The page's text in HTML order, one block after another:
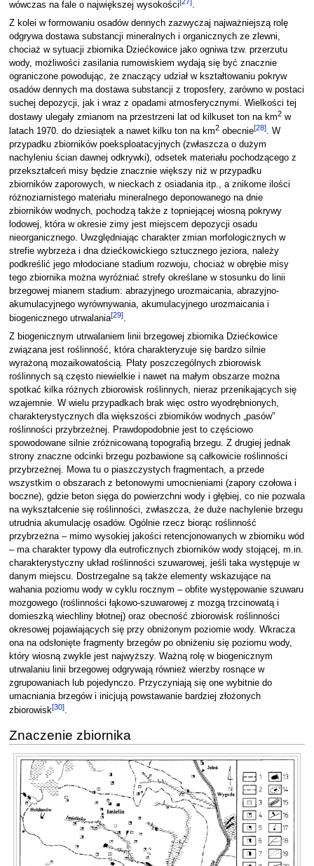
wówczas na fale o największej wysokości[27].
Z kolei w formowaniu osadów dennych zazwyczaj najważniejszą rolę
odgrywa dostawa substancji mineralnych i organicznych ze zlewni,
chociaż w sytuacji zbiornika Dziećkowice jako ogniwa tzw. przerzutu
wody, możliwości zasilania rumowiskiem wydają się być znacznie
ograniczone powodując, że znaczący udział w kształtowaniu pokryw
osadów dennych ma dostawa substancji z troposfery, zarówno w postaci
suchej depozycji, jak i wraz z opadami atmosferycznymi. Wielkości tej
dostawy ulegały zmianom na przestrzeni lat od kilkuset ton na km2w
latach 1970. do dziesiątek a nawet kilku ton na km2obecnie[28]. W
przypadku zbiorników poeksploatacyjnych (zwłaszcza o dużym
nachyleniu ścian dawnej odkrywki), odsetek materiału pochodzącego z
przekształceń misy będzie znacznie większy niż w przypadku
zbiorników zaporowych, w nieckach z osiadania itp., a znikome ilości
różnoziarnistego materiału mineralnego deponowanego na dnie
zbiorników wodnych, pochodzą także z topniejącej wiosną pokrywy
lodowej, która w okresie zimy jest miejscem depozycji osadu
nieorganicznego. Uwzględniając charakter zmian morfologicznych w
strefie wybrzeża i dna dziećkowickiego sztucznego jeziora, należy
podkreślić jego młodociane stadium rozwoju, chociaż w obrębie misy
tego zbiornika można wyróżniać strefy określane w stosunku do linii
brzegowej mianem stadium: abrazyjnego urozmaicania, abrazyjno-
akumulacyjnego wyrównywania, akumulacyjnego urozmaicania i
biogenicznego utrwalania[29].
Z biogenicznym utrwalaniem linii brzegowej zbiornika Dziećkowice
związana jest roślinność, która charakteryzuje się bardzo silnie
wyrażoną mozaikowatością. Płaty poszczególnych zbiorowisk
roślinnych są często niewielkie i nawet na małym obszarze można
spotkać kilka różnych zbiorowisk roślinnych, nieraz przenikających się
wzajemnie. W wielu przypadkach brak więc ostro wyodrębnionych,
charakterystycznych dla większości zbiorników wodnych „pasów”
roślinności przybrzeżnej. Prawdopodobnie jest to częściowo
spowodowane silnie zróżnicowaną topografią brzegu. Z drugiej jednak
strony znaczne odcinki brzegu pozbawione są całkowicie roślinności
przybrzeżnej. Mowa tu o piaszczystych fragmentach, a przede
wszystkim o obszarach z betonowymi umocnieniami (zapory czołowa i
boczne), gdzie beton sięga do powierzchni wody i głębiej, co nie pozwala
na wykształcenie się roślinności, zwłaszcza, że duże nachylenie brzegu
utrudnia akumulację osadów. Ogólnie rzecz biorąc roślinność
przybrzeżna – mimo wysokiej jakości retencjonowanych w zbiorniku wód
– ma charakter typowy dla eutroficznych zbiorników wody stojącej, m.in.
charakterystyczny układ roślinności szuwarowej, jeśli taka występuje w
danym miejscu. Dostrzegalne są także elementy wskazujące na
wahania poziomu wody w cyklu rocznym – obfite występowanie szuwaru
mozgowego (roślinności łąkowo-szuwarowej z mozgą trzcinowatą i
domieszką wiechliny błotnej) oraz obecność zbiorowisk roślinności
okresowej pojawiających się przy obniżonym poziomie wody. Wkracza
ona na odsłonięte fragmenty brzegów po obniżeniu się poziomu wody,
który wiosną zwykle jest najwyższy. Ważną rolę w biogenicznym
utrwalaniu linii brzegowej odgrywają również wierzby rosnące w
zgrupowaniach lub pojedynczo. Przyczyniają się one wybitnie do
umacniania brzegów i inicjują powstawanie bardziej złożonych
zbiorowisk[30].
Znaczenie zbiornika